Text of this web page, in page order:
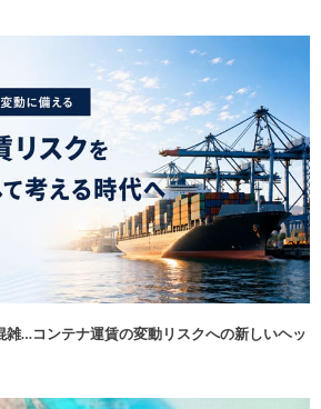
雑…コンテナ運賃の変動リスクへの新しいヘッ